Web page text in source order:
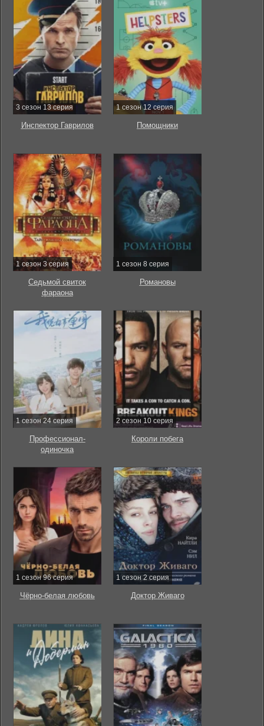
3 сезон 13 серия
Инспектор Гаврилов
1 сезон 12 серия
Помощники
1 сезон 3 серия
Седьмой свиток
фараона
1 сезон 8 серия
Романовы
1 сезон 24 серия
Профессионал-
одиночка
2 сезон 10 серия
Короли побега
1 сезон 96 серия
Чёрно-белая любовь
1 сезон 2 серия
Доктор Живаго